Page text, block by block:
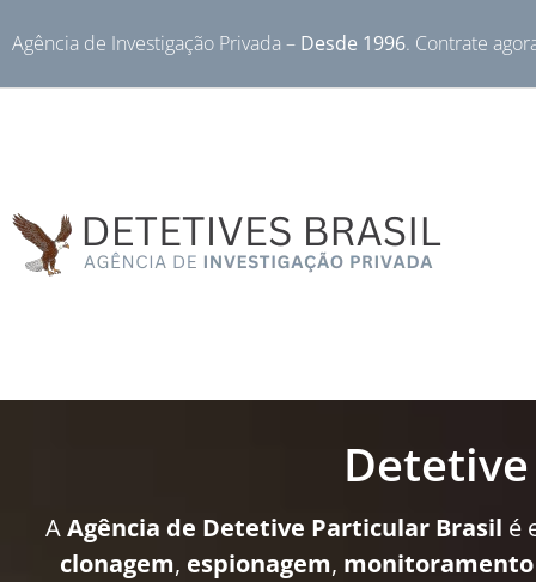
Agência de Investigação Privada – Desde 1996. Contrate
AAgência de Detetive Particular Brasil é
clonagem, espionagem, monitoramento